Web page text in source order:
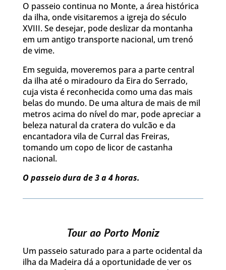
O passeio continua no Monte, a área histórica
da ilha, onde visitaremos a igreja do século
XVIII. Se desejar, pode deslizar da montanha
em um antigo transporte nacional, um trenó
de vime.
Em seguida, moveremos para a parte central
da ilha até o miradouro da Eira do Serrado,
cuja vista é reconhecida como uma das mais
belas do mundo. De uma altura de mais de mil
metros acima do nível do mar, pode apreciar a
beleza natural da cratera do vulcão e da
encantadora vila de Curral das Freiras,
tomando um copo de licor de castanha
nacional.
O passeio dura de 3 a 4 horas.
Tour ao Porto Moniz
Um passeio saturado para a parte ocidental da
ilha da Madeira dá a oportunidade de ver os